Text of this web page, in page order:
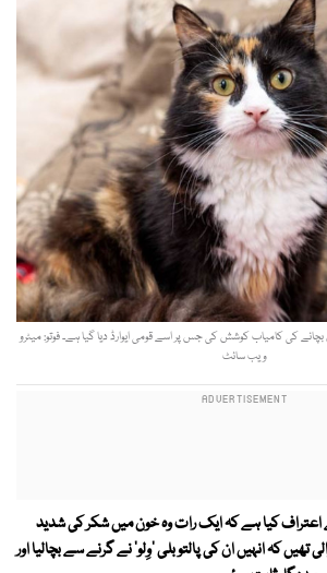
کی کامیاب کوشش کی جس پر اسے قومی ایوارڈ دیا گیا ہے۔ فوتو: میٹرو
ویب سائٹ
اعتراف کیا ہے کہ ایک رات وہ خون میں شکر کی شدید
کہ انہیں ان کی پالتو بلی 'وِلو' نے گرنے سے بچالیا اور